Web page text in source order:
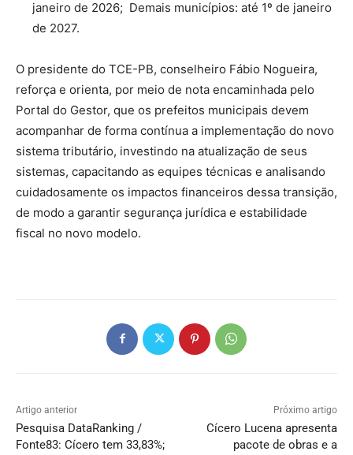
janeiro de 2026; Demais municípios: até 1º de janeiro
de 2027.
O presidente do TCE-PB, conselheiro Fábio Nogueira,
reforça e orienta, por meio de nota encaminhada pelo
Portal do Gestor, que os prefeitos municipais devem
acompanhar de forma contínua a implementação do novo
sistema tributário, investindo na atualização de seus
sistemas, capacitando as equipes técnicas e analisando
cuidadosamente os impactos financeiros dessa transição,
de modo a garantir segurança jurídica e estabilidade
fiscal no novo modelo.
Artigo anterior
Pesquisa DataRanking /
Fonte83: Cícero tem 33,83%;
Próximo artigo
Cícero Lucena apresenta
pacote de obras e a